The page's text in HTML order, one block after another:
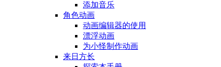
添加音乐
角色动画
动画编辑器的使用
漂浮动画
为小怪制作动画
来日方长